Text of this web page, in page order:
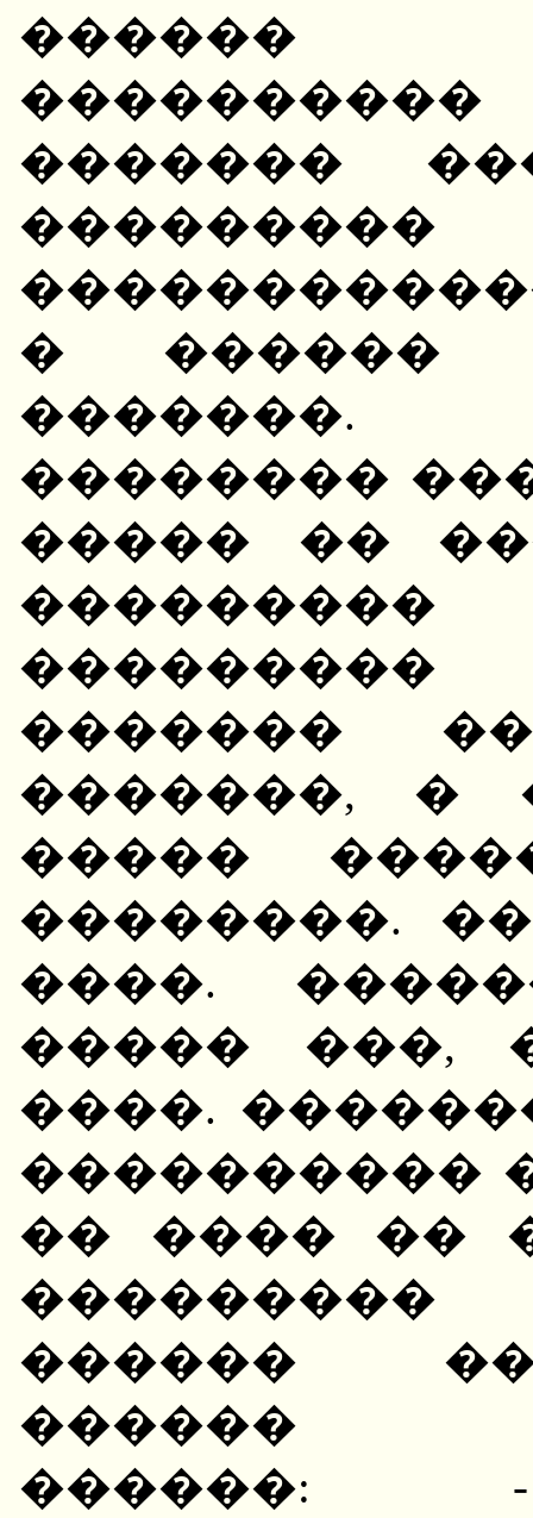
������
�������
� ������
��������
����� ��
���������
�������
�������, �
�����
��������.
����.
����� ���,
����.
����������
�� ���� ��
������
������
������: